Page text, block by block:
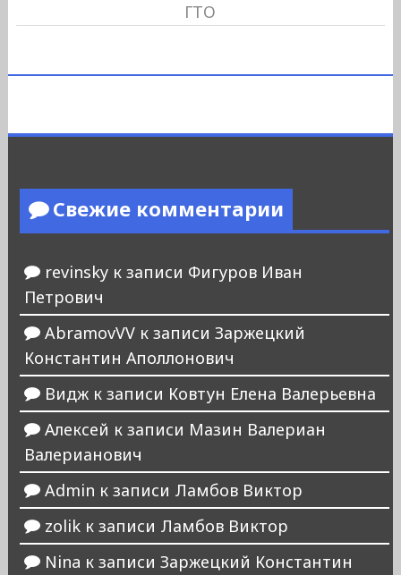
ГТО
Свежие комментарии
revinskyк записи Фигуров Иван
Петрович
AbramovVVк записи Заржецкий
Константин Аполлонович
Виджк записи Ковтун Елена Валерьевна
Алексей к записи Мазин Валериан
Валерианович
Admin к записи Ламбов Виктор
zolikк записи Ламбов Виктор
Nina к записи Заржецкий Константин